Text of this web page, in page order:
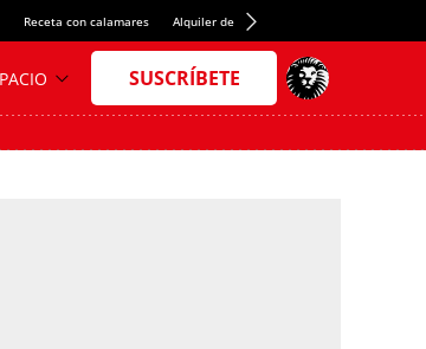
Receta con calamares Alquiler de habitaciones en España